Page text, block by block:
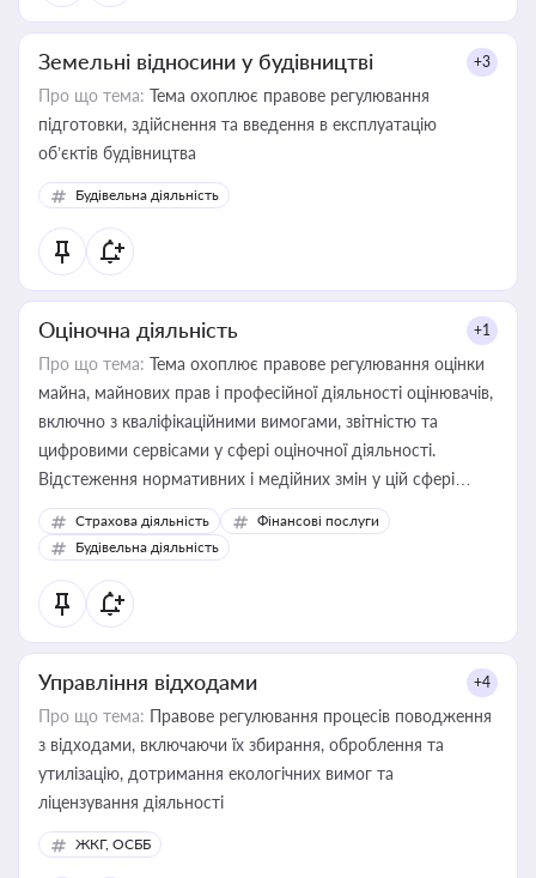
Земельні відносини у будівництві +3
Про що тема: Тема охоплює правове регулювання
підготовки, здійснення та введення в експлуатацію
об’єктів будівництва
Будівельна діяльність
Оціночна діяльність +1
Про що тема: Тема охоплює правове регулювання оцінки
майна, майнових прав і професійної діяльності оцінювачів,
включно з кваліфікаційними вимогами, звітністю та
цифровими сервісами у сфері оціночної діяльності.
Відстеження нормативних і медійних змін у цій сфері
корисне для власника бізнесу, керівника, юриста або
бухгалтера під час оподаткування, приватизації, оренди
державного майна, корпоративних угод і перевірки
статусу суб'єктів оціночної діяльності
Страхова діяльність
Фінансові послуги
Будівельна діяльність
Управління відходами +4
Про що тема: Правове регулювання процесів поводження
з відходами, включаючи їх збирання, оброблення та
утилізацію, дотримання екологічних вимог та
ліцензування діяльності
ЖКГ, ОСББ